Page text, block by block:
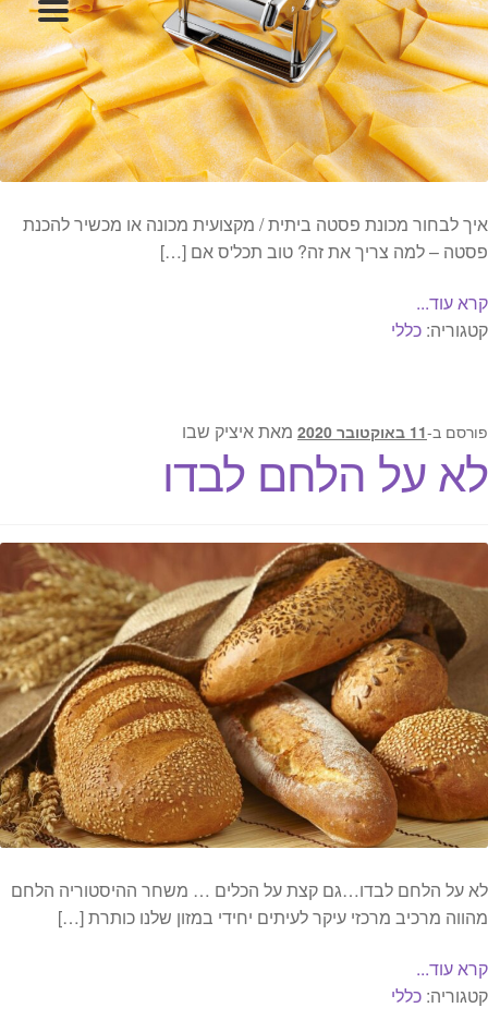
המותגים שלנו
חגים
מתנות לחנוכת בית
מתנות למטבח
מתכונים שלכם
מאמרים
תשלום
איך לבחור מכונת פסטה ביתית / מקצועית מכונה או מכשיר להכנת
פסטה – למה צריך את זה? טוב תכל'ס אם […]
קרא עוד...
קטגוריה: כללי
פורסם ב-11 באוקטובר 2020 מאתאיציק שבו
לא על הלחם לבדו
לא על הלחם לבדו…גם קצת על הכלים … משחר ההיסטוריה הלחם
מהווה מרכיב מרכזי עיקר לעיתים יחידי במזון שלנו כותרת […]
קרא עוד...
קטגוריה: כללי